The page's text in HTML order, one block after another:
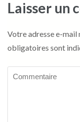
Laisser un
Votre adresse e-mail
obligatoires sont
Commentaire